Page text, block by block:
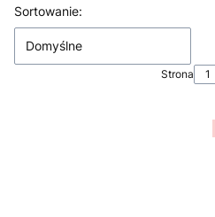
Lista produktów
Sortowanie:
Domyślne
Strona